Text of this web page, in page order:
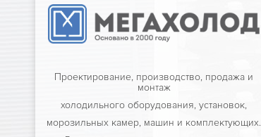
Проектирование, производство, продажа и
монтаж
холодильного оборудования, установок,
морозильных камер, машин и комплектующих.